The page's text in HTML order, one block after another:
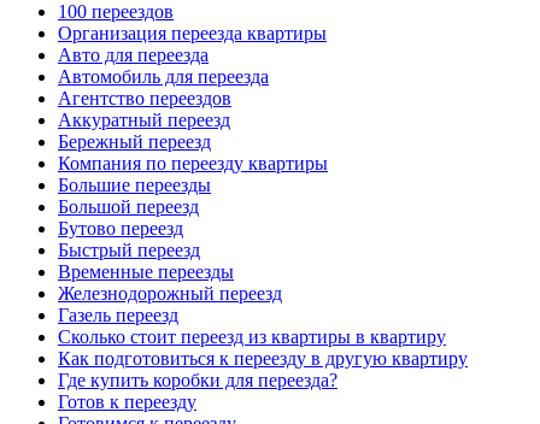
100 переездов
Организация переезда квартиры
Авто для переезда
Автомобиль для переезда
Агентство переездов
Аккуратный переезд
Бережный переезд
Компания по переезду квартиры
Большие переезды
Большой переезд
Бутово переезд
Быстрый переезд
Временные переезды
Железнодорожный переезд
Газель переезд
Сколько стоит переезд из квартиры в квартиру
Как подготовиться к переезду в другую квартиру
Где купить коробки для переезда?
Готов к переезду